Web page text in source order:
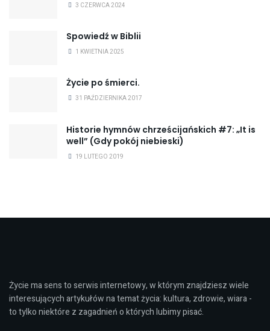
3 CZERWCA 2024
Spowiedź w Biblii
1 KWIETNIA 2025
Życie po śmierci.
31 PAŹDZIERNIKA 2017
Historie hymnów chrześcijańskich #7: „It is
well” (Gdy pokój niebieski)
19 LUTEGO 2019
Życie ma sens to serwis internetowy, w którym znajdziesz wiele
interesujących artykułów na temat życia: kultura, zdrowie, wiara -
to tylko niektóre z zagadnień o których lubimy pisać.